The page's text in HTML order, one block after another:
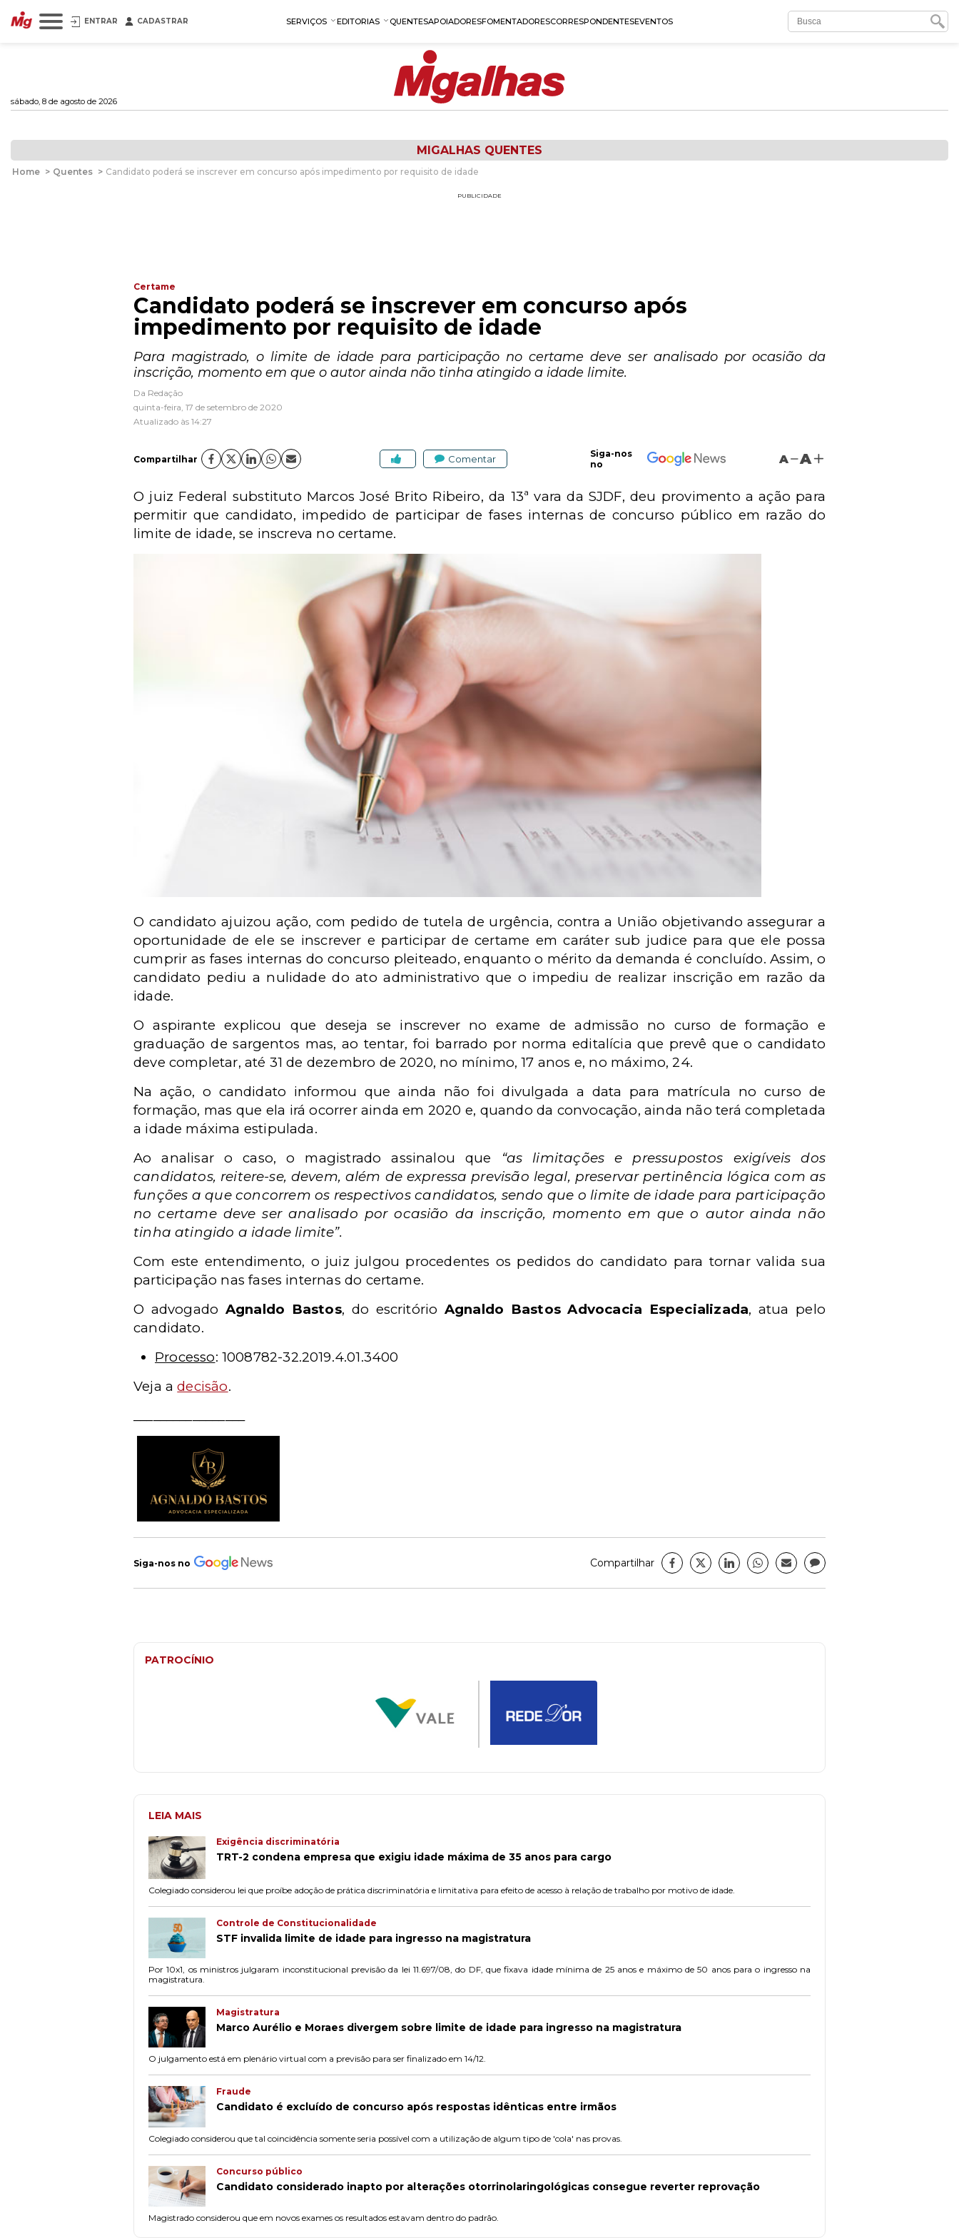
ENTRAR CADASTRAR SERVIÇOS EDITORIAS QUENTESAPOIADORESFOMENTADORESCORRESPONDENTESEVENTOS
sábado, 8 de agosto de 2026
MIGALHAS QUENTES
Home > Quentes > Candidato poderá se inscrever em concurso após impedimento por requisito de idade
PUBLICIDADE
Certame
Candidato poderá se inscrever em concurso após
impedimento por requisito de idade
Para magistrado, o limite de idade para participação no certame deve ser analisado por ocasião da
inscrição, momento em que o autor ainda não tinha atingido a idade limite.
Da Redação
quinta-feira, 17 de setembro de 2020
Atualizado às 14:27
Compartilhar Comentar
Siga-nos
no
A A
O juiz Federal substituto Marcos José Brito Ribeiro, da 13ª vara da SJDF, deu provimento a ação para
permitir que candidato, impedido de participar de fases internas de concurso público em razão do
limite de idade, se inscreva no certame.
O candidato ajuizou ação, com pedido de tutela de urgência, contra a União objetivando assegurar a
oportunidade de ele se inscrever e participar de certame em caráter sub judice para que ele possa
cumprir as fases internas do concurso pleiteado, enquanto o mérito da demanda é concluído. Assim, o
candidato pediu a nulidade do ato administrativo que o impediu de realizar inscrição em razão da
idade.
O aspirante explicou que deseja se inscrever no exame de admissão no curso de formação e
graduação de sargentos mas, ao tentar, foi barrado por norma editalícia que prevê que o candidato
deve completar, até 31 de dezembro de 2020, no mínimo, 17 anos e, no máximo, 24.
Na ação, o candidato informou que ainda não foi divulgada a data para matrícula no curso de
formação, mas que ela irá ocorrer ainda em 2020 e, quando da convocação, ainda não terá completada
a idade máxima estipulada.
Ao analisar o caso, o magistrado assinalou que
“as limitações e pressupostos exigíveis dos
candidatos, reitere-se, devem, além de expressa previsão legal, preservar pertinência lógica com as
funções a que concorrem os respectivos candidatos, sendo que o limite de idade para participação
no certame deve ser analisado por ocasião da inscrição, momento em que o autor ainda não
tinha atingido a idade limite”.
Com este entendimento, o juiz julgou procedentes os pedidos do candidato para tornar valida sua
participação nas fases internas do certame.
O advogado Agnaldo Bastos, do escritório Agnaldo Bastos Advocacia Especializada, atua pelo
candidato.
Processo: 1008782-32.2019.4.01.3400
Veja adecisão.
Siga-nos no Compartilhar
PATROCÍNIO
LEIA MAIS
Exigência discriminatória
TRT-2 condena empresa que exigiu idade máxima de 35 anos para cargo
Colegiado considerou lei que proíbe adoção de prática discriminatória e limitativa para efeito de acesso à relação de trabalho por motivo de idade.
Controle de Constitucionalidade
STF invalida limite de idade para ingresso na magistratura
Por 10x1, os ministros julgaram inconstitucional previsão da lei 11.697/08, do DF, que fixava idade mínima de 25 anos e máximo de 50 anos para o ingresso na
magistratura.
Magistratura
Marco Aurélio e Moraes divergem sobre limite de idade para ingresso na magistratura
O julgamento está em plenário virtual com a previsão para ser finalizado em 14/12.
Fraude
Candidato é excluído de concurso após respostas idênticas entre irmãos
Colegiado considerou que tal coincidência somente seria possível com a utilização de algum tipo de 'cola' nas provas.
Concurso público
Candidato considerado inapto por alterações otorrinolaringológicas consegue reverter reprovação
Magistrado considerou que em novos exames os resultados estavam dentro do padrão.